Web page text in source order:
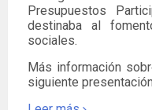
Presupuestos
destinaba al
sociales.
Más información
siguiente